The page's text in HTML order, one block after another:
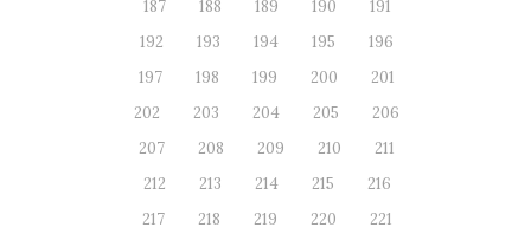
187
188 189 190
191
192
193 194 195
196
197
198 199 200
201
202
203 204 205
206
207
208 209 210
211
212
213 214 215
216
217
218 219 220
221